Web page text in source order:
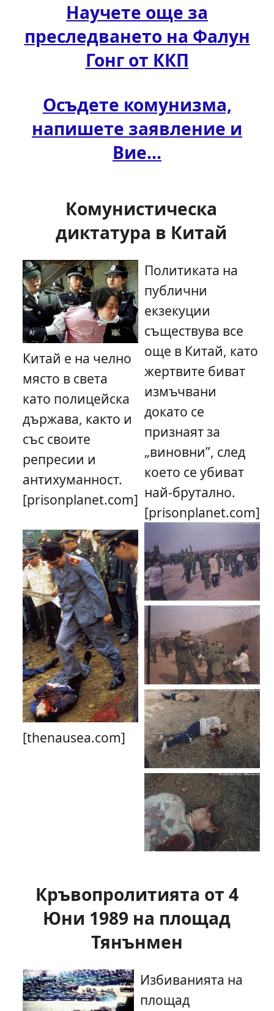
Научете още за
преследването на Фалун
Гонг от ККП
Осъдете комунизма,
напишете заявление и
Вие...
Комунистическа
диктатура в Китай
Китай е на челно
място в света
като полицейска
държава, както и
със своите
репресии и
антихуманност.
[prisonplanet.com]
[thenausea.com]
Политиката на
публични
екзекуции
съществува все
още в Китай, като
жертвите биват
измъчвани
докато се
признаят за
„виновни”, след
което се убиват
най-брутално.
[prisonplanet.com]
Кръвопролитията от 4
Юни 1989 на площад
Тянънмен
Избиванията на
площад